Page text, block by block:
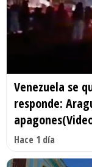
Venezuela se
responde:
Hace 1 día